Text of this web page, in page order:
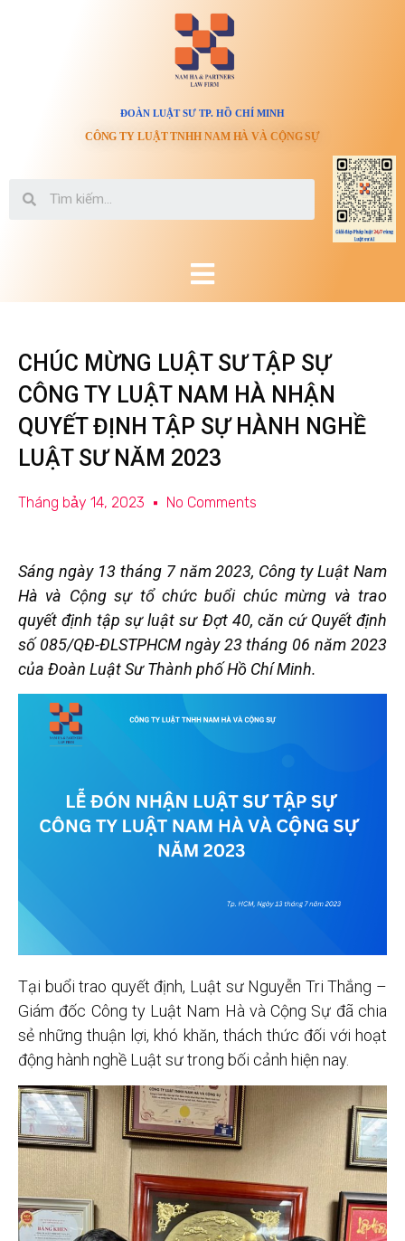
ĐOÀN LUẬT SƯ TP. HỒ CHÍ MINH
CÔNG TY LUẬT TNHH NAM HÀ VÀ CỘNG SỰ
CHÚC MỪNG LUẬT SƯ TẬP SỰ
CÔNG TY LUẬT NAM HÀ NHẬN
QUYẾT ĐỊNH TẬP SỰ HÀNH NGHỀ
LUẬT SƯ NĂM 2023
Tháng bảy 14, 2023 No Comments
Sáng ngày 13 tháng 7 năm 2023, Công ty Luật Nam
Hà và Cộng sự tổ chức buổi chúc mừng và trao
quyết định tập sự luật sư Đợt 40, căn cứ Quyết định
số 085/QĐ-ĐLSTPHCM ngày 23 tháng 06 năm 2023
của Đoàn Luật Sư Thành phố Hồ Chí Minh.
Tại buổi trao quyết định, Luật sư Nguyễn Tri Thắng –
Giám đốc Công ty Luật Nam Hà và Cộng Sự đã chia
sẻ những thuận lợi, khó khăn, thách thức đối với hoạt
động hành nghề Luật sư trong bối cảnh hiện nay.